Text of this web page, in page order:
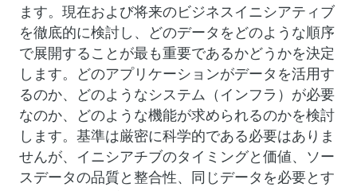
ます。現在および将来のビジネスイニシアティブ
を徹底的に検討し、どのデータをどのような順序
で展開することが最も重要であるかどうかを決定
します。どのアプリケーションがデータを活用す
るのか、どのようなシステム（インフラ）が必要
なのか、どのような機能が求められるのかを検討
します。基準は厳密に科学的である必要はありま
せんが、イニシアチブのタイミングと価値、ソー
スデータの品質と整合性、同じデータを必要とす